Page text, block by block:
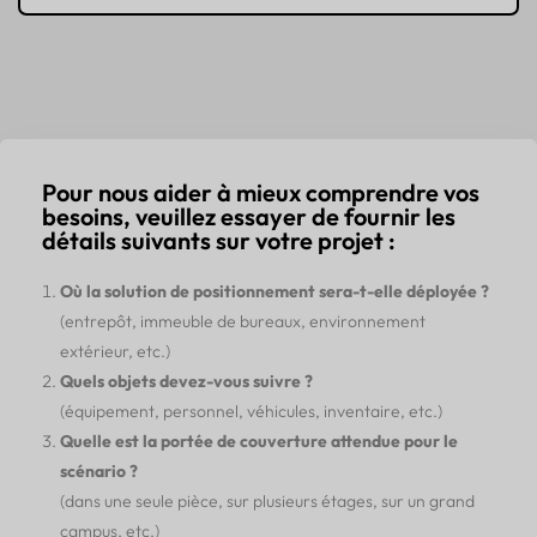
Pour nous aider à mieux comprendre vos
besoins, veuillez essayer de fournir les
détails suivants sur votre projet :
Où la solution de positionnement sera-t-elle déployée ?
(entrepôt, immeuble de bureaux, environnement
extérieur, etc.)
Quels objets devez-vous suivre ?
(équipement, personnel, véhicules, inventaire, etc.)
Quelle est la portée de couverture attendue pour le
scénario ?
(dans une seule pièce, sur plusieurs étages, sur un grand
campus, etc.)